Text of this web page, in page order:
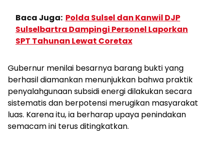
Baca Juga: Polda Sulsel dan Kanwil DJP
Sulselbartra Dampingi Personel Laporkan
SPT Tahunan Lewat Coretax
Gubernur menilai besarnya barang bukti yang
berhasil diamankan menunjukkan bahwa praktik
penyalahgunaan subsidi energi dilakukan secara
sistematis dan berpotensi merugikan masyarakat
luas. Karena itu, ia berharap upaya penindakan
semacam ini terus ditingkatkan.